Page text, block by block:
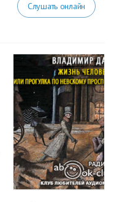
Слушать онлайн